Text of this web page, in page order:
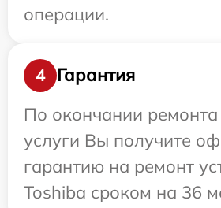
операции.
4
Гарантия
По окончании
услуги Вы получите
гарантию на ремонт
Toshiba сроком на 36